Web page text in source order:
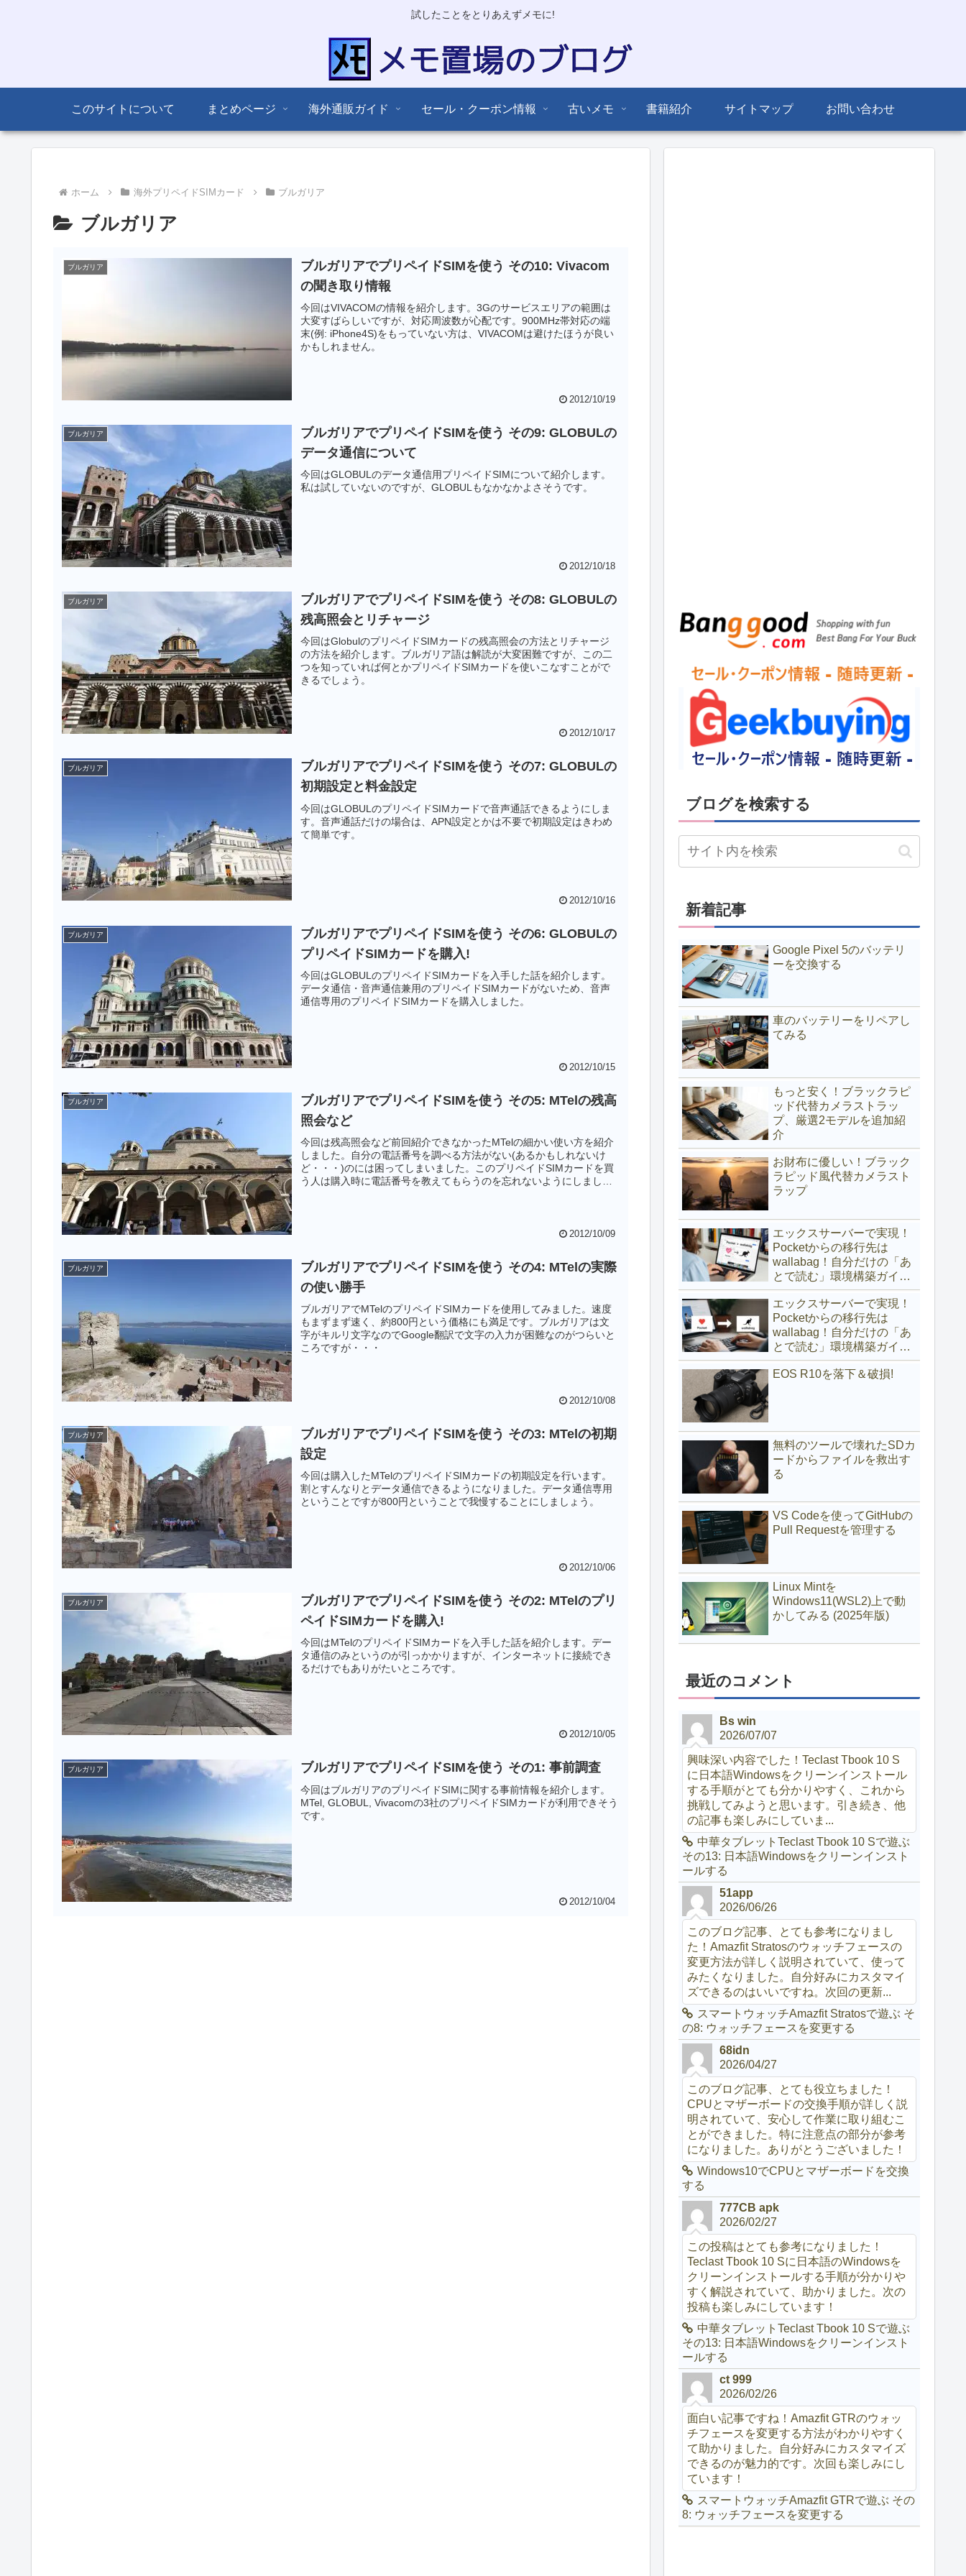
試したことをとりあえずメモに!
このサイトについて まとめページ 海外通販ガイド セール・クーポン情報 古いメモ 書籍紹介 サイトマップ お問い合わせ
ホーム 海外プリペイドSIMカード ブルガリア
ブルガリア
ブルガリア
ブルガリアでプリペイドSIMを使う その10: Vivacom
の聞き取り情報
今回はVIVACOMの情報を紹介します。3Gのサービスエリアの範囲は
大変すばらしいですが、対応周波数が心配です。900MHz帯対応の端
末(例: iPhone4S)をもっていない方は、VIVACOMは避けたほうが良い
かもしれません。
2012/10/19
ブルガリア
ブルガリアでプリペイドSIMを使う その9: GLOBULの
データ通信について
今回はGLOBULのデータ通信用プリペイドSIMについて紹介します。
私は試していないのですが、GLOBULもなかなかよさそうです。
2012/10/18
ブルガリア
ブルガリアでプリペイドSIMを使う その8: GLOBULの
残高照会とリチャージ
今回はGlobulのプリペイドSIMカードの残高照会の方法とリチャージ
の方法を紹介します。ブルガリア語は解読が大変困難ですが、この二
つを知っていれば何とかプリペイドSIMカードを使いこなすことがで
きるでしょう。
2012/10/17
ブルガリア
ブルガリアでプリペイドSIMを使う その7: GLOBULの
初期設定と料金設定
今回はGLOBULのプリペイドSIMカードで音声通話できるようにしま
す。音声通話だけの場合は、APN設定とかは不要で初期設定はきわめ
て簡単です。
2012/10/16
ブルガリア
ブルガリアでプリペイドSIMを使う その6: GLOBULの
プリペイドSIMカードを購入!
今回はGLOBULのプリペイドSIMカードを入手した話を紹介します。
データ通信・音声通信兼用のプリペイドSIMカードがないため、音声
通信専用のプリペイドSIMカードを購入しました。
2012/10/15
ブルガリア
ブルガリアでプリペイドSIMを使う その5: MTelの残高
照会など
今回は残高照会など前回紹介できなかったMTelの細かい使い方を紹介
しました。自分の電話番号を調べる方法がない(あるかもしれないけ
ど・・・)のには困ってしまいました。このプリペイドSIMカードを買
う人は購入時に電話番号を教えてもらうのを忘れないようにしましょ
2012/10/09
ブルガリア
ブルガリアでプリペイドSIMを使う その4: MTelの実際
の使い勝手
ブルガリアでMTelのプリペイドSIMカードを使用してみました。速度
もまずまず速く、約800円という価格にも満足です。ブルガリアは文
字がキルリ文字なのでGoogle翻訳で文字の入力が困難なのがつらいと
ころですが・・・
2012/10/08
ブルガリア
ブルガリアでプリペイドSIMを使う その3: MTelの初期
設定
今回は購入したMTelのプリペイドSIMカードの初期設定を行います。
割とすんなりとデータ通信できるようになりました。データ通信専用
ということですが800円ということで我慢することにしましょう。
2012/10/06
ブルガリア
ブルガリアでプリペイドSIMを使う その2: MTelのプリ
ペイドSIMカードを購入!
今回はMTelのプリペイドSIMカードを入手した話を紹介します。デー
タ通信のみというのが引っかかりますが、インターネットに接続でき
るだけでもありがたいところです。
2012/10/05
ブルガリア ブルガリアでプリペイドSIMを使う その1: 事前調査
今回はブルガリアのプリペイドSIMに関する事前情報を紹介します。
MTel, GLOBUL, Vivacomの3社のプリペイドSIMカードが利用できそう
です。
2012/10/04
ブログを検索する
新着記事
Google Pixel 5のバッテリ
ーを交換する
車のバッテリーをリペアし
てみる
もっと安く！ブラックラピ
ッド代替カメラストラッ
プ、厳選2モデルを追加紹
介
お財布に優しい！ブラック
ラピッド風代替カメラスト
ラップ
エックスサーバーで実現！
Pocketからの移行先は
wallabag！自分だけの「あ
とで読む」環境構築ガイド
(サブディレクトリ編)
エックスサーバーで実現！
Pocketからの移行先は
wallabag！自分だけの「あ
とで読む」環境構築ガイド
(サブドメイン編)
EOS R10を落下＆破損!
無料のツールで壊れたSDカ
ードからファイルを救出す
る
VS Codeを使ってGitHubの
Pull Requestを管理する
Linux Mintを
Windows11(WSL2)上で動
かしてみる (2025年版)
最近のコメント
Bs win
2026/07/07
興味深い内容でした！Teclast Tbook 10 S
に日本語Windowsをクリーンインストール
する手順がとても分かりやすく、これから
挑戦してみようと思います。引き続き、他
の記事も楽しみにしていま...
中華タブレットTeclast Tbook 10 Sで遊ぶ
その13: 日本語Windowsをクリーンインスト
ールする
51app
2026/06/26
このブログ記事、とても参考になりまし
た！Amazfit Stratosのウォッチフェースの
変更方法が詳しく説明されていて、使って
みたくなりました。自分好みにカスタマイ
ズできるのはいいですね。次回の更新...
スマートウォッチAmazfit Stratosで遊ぶ そ
の8: ウォッチフェースを変更する
68idn
2026/04/27
このブログ記事、とても役立ちました！
CPUとマザーボードの交換手順が詳しく説
明されていて、安心して作業に取り組むこ
とができました。特に注意点の部分が参考
になりました。ありがとうございました！
Windows10でCPUとマザーボードを交換
する
777CB apk
2026/02/27
この投稿はとても参考になりました！
Teclast Tbook 10 Sに日本語のWindowsを
クリーンインストールする手順が分かりや
すく解説されていて、助かりました。次の
投稿も楽しみにしています！
中華タブレットTeclast Tbook 10 Sで遊ぶ
その13: 日本語Windowsをクリーンインスト
ールする
ct 999
2026/02/26
面白い記事ですね！Amazfit GTRのウォッ
チフェースを変更する方法がわかりやすく
て助かりました。自分好みにカスタマイズ
できるのが魅力的です。次回も楽しみにし
ています！
スマートウォッチAmazfit GTRで遊ぶ その
8: ウォッチフェースを変更する